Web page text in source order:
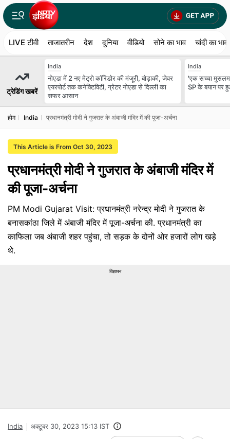
LIVE टीवी ताजातरीन देश दुनिया वीडियो सोने का भाव चांदी का भाव
ट्रेडिंग खबरें
India
नोएडा में 2 नए मेट्रो कॉरिडोर की मंजूरी, बोड़ाकी, जेवर
एयरपोर्ट तक कनेक्टिविटी, ग्रेटर नोएडा से दिल्ली का
सफर आसान
India
'एक सच्चा
SP के बयान पर
होम India प्रधानमंत्री मोदी ने गुजरात के अंबाजी मंदिर में की पूजा-अर्चना
This Article is From Oct 30, 2023
प्रधानमंत्री मोदी ने गुजरात के अंबाजी मंदिर में
की पूजा-अर्चना
PM Modi Gujarat Visit: प्रधानमंत्री नरेन्द्र मोदी ने गुजरात के
बनासकांठा जिले में अंबाजी मंदिर में पूजा-अर्चना की. प्रधानमंत्री का
काफिला जब अंबाजी शहर पहुंचा, तो सड़क के दोनों ओर हजारों लोग खड़े
थे.
विज्ञापन
India अक्टूबर 30, 2023 15:13 IST